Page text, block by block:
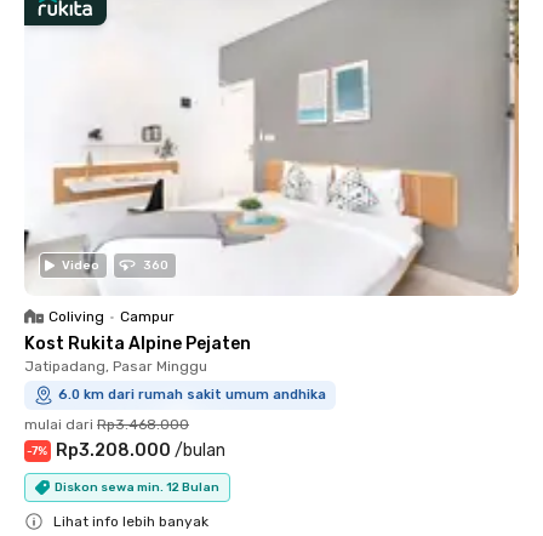
Video 360
Coliving • Campur
Kost Rukita Alpine Pejaten
Jatipadang, Pasar Minggu
6.0 km dari rumah sakit umum andhika
mulai dari Rp3.468.000
-7% Rp3.208.000 /bulan
Diskon sewa min. 12 Bulan
Lihat info lebih banyak